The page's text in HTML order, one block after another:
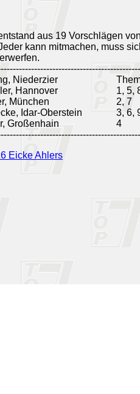
aus 19 Vorschlägen
kann mitmachen, muss
Niederzier
Hannover
1, 5,
München
2, 7
Idar-Oberstein
3, 6,
Großenhain
4
Eicke Ahlers